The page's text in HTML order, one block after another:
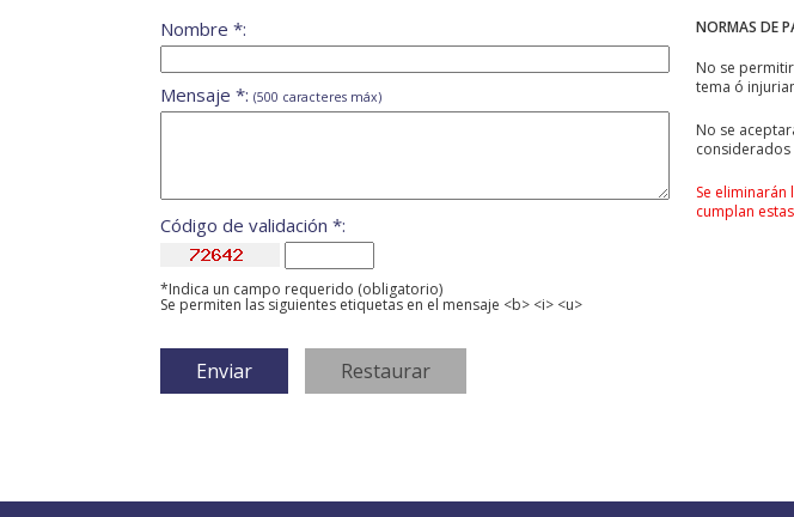
NORMAS DE
No se
tema ó
No se
Se
cumplan
Nombre *:
Mensaje *: (500 caracteres máx)
Código de validación *:
*Indica un campo requerido (obligatorio)
Se permiten las siguientes etiquetas en el mensaje <b> <i> <u>